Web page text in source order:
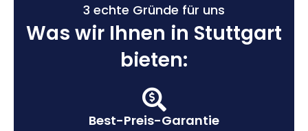
3 echte Gründe für uns
Was wir Ihnen in Stuttgart
bieten:
Best-Preis-Garantie